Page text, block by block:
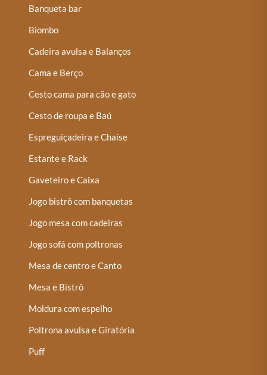
Banqueta bar
Biombo
Cadeira avulsa e Balanços
Cama e Berço
Cesto cama para cão e gato
Cesto de roupa e Baú
Espreguiçadeira e Chaise
Estante e Rack
Gaveteiro e Caixa
Jogo bistrô com banquetas
Jogo mesa com cadeiras
Jogo sofá com poltronas
Mesa de centro e Canto
Mesa e Bistrô
Moldura com espelho
Poltrona avulsa e Giratória
Puff